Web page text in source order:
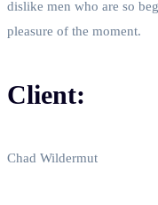
dislike men who are so
pleasure of the moment.
Client:
Chad Wildermut